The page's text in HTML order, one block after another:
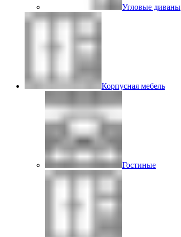
Угловые диваны
Корпусная мебель
Гостиные